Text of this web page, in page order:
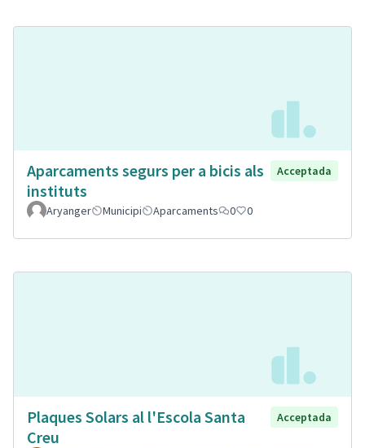
Aparcaments segurs per a bicis als
instituts
Acceptada
Aryanger Municipi Aparcaments 0 0
Plaques Solars al l'Escola Santa
Creu
Acceptada